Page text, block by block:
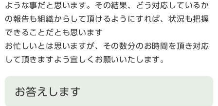
ような事だと思います。その結果、どう対応しているか
の報告も組織からして頂けるようにすれば、状況も把握
できることだとも思います
お忙しいとは思いますが、その数分のお時間を頂き対応
して頂きますよう宜しくお願いいたします。
お答えします